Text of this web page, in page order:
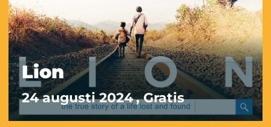
Lion
24 augusti 2024, Gratis